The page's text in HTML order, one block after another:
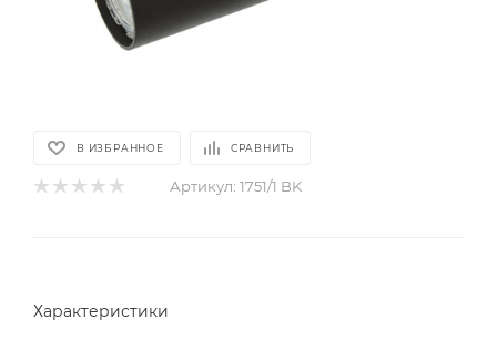
В ИЗБРАННОЕ СРАВНИТЬ
Артикул: 1751/1 BK
Характеристики